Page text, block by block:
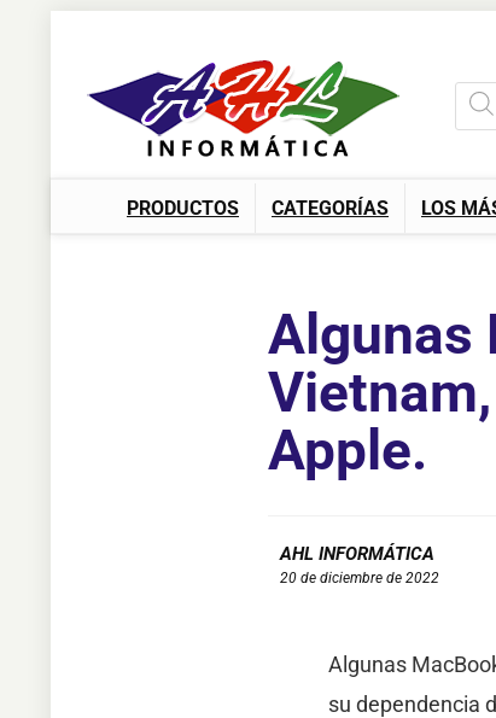
PRODUCTOS CATEGORÍAS LOS
Algunas
Apple.
AHL INFORMÁTICA
20 de diciembre de 2022
Algunas
su dependencia